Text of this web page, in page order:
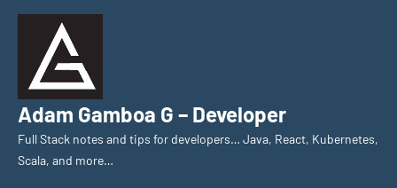
Skip
content
Adam Gamboa G – Developer
Full Stack notes and tips for developers… Java, React, Kubernetes,
Scala, and more…